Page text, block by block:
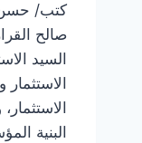
كتب/ حسن
السيد
البنية